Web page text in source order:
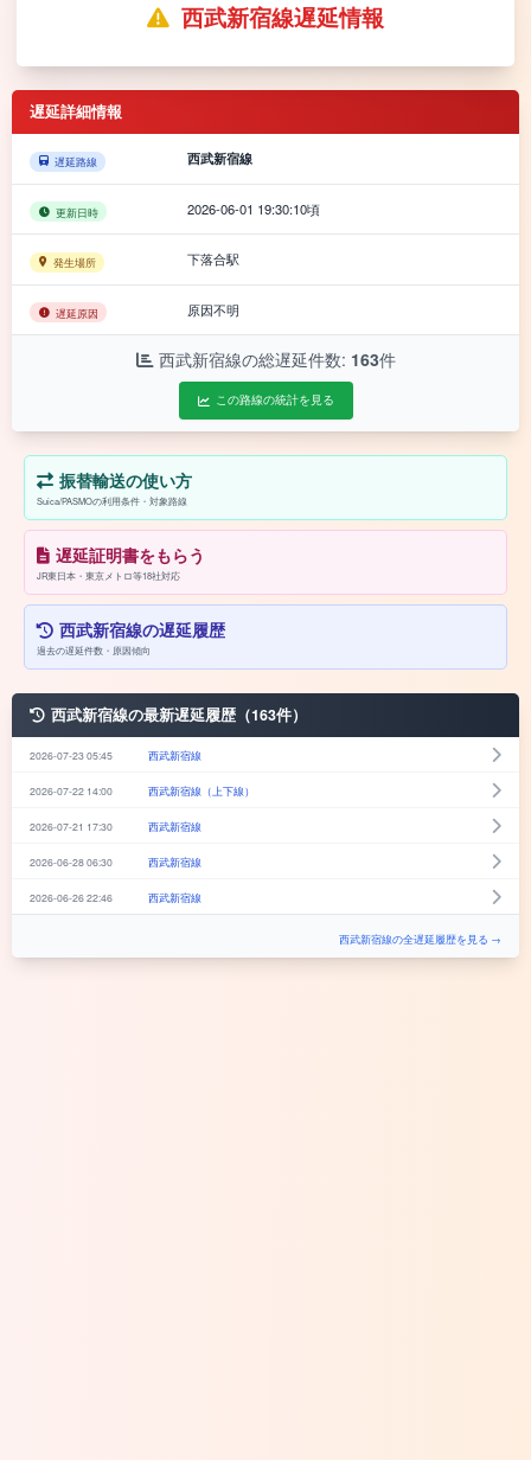
西武新宿線遅延情報
遅延詳細情報
遅延路線 西武新宿線
更新日時 2026-06-01 19:30:10頃
発生場所 下落合駅
遅延原因 原因不明
西武新宿線の総遅延件数: 163件
この路線の統計を見る
振替輸送の使い方
Suica/PASMOの利用条件・対象路線
遅延証明書をもらう
JR東日本・東京メトロ等18社対応
西武新宿線の遅延履歴
過去の遅延件数・原因傾向
西武新宿線の最新遅延履歴（163件）
2026-07-23 05:45 西武新宿線
2026-07-22 14:00 西武新宿線（上下線）
2026-07-21 17:30 西武新宿線
2026-06-28 06:30 西武新宿線
2026-06-26 22:46 西武新宿線
西武新宿線の全遅延履歴を見る →